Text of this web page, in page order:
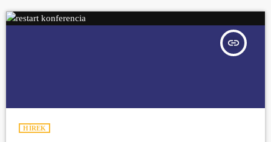
is várja. A Máltai Szeretetszolgálat táborának sajátossága, hogy az
egyhetes vakációra a mozgássérült fiatalok családtagjaik és állandó
insert_link
HÍREK